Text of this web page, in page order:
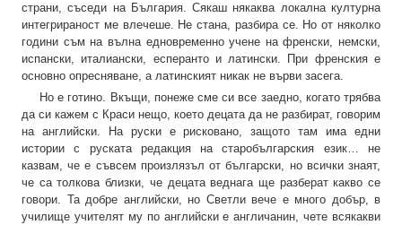
страни, съседи на България. Сякаш някаква локална културна
интегрираност ме влечеше. Не стана, разбира се. Но от няколко
години съм на вълна едновременно учене на френски, немски,
испански, италиански, есперанто и латински. При френския е
основно опресняване, а латинският никак не върви засега.
Но е готино. Вкъщи, понеже сме си все заедно, когато трябва
да си кажем с Краси нещо, което децата да не разбират, говорим
на английски. На руски е рисковано, защото там има едни
истории с руската редакция на старобългарския език… не
казвам, че е съвсем произлязъл от български, но всички знаят,
че са толкова близки, че децата веднага ще разберат какво се
говори. Та добре английски, но Светли вече е много добър, в
училище учителят му по английски е англичанин, чете всякакви